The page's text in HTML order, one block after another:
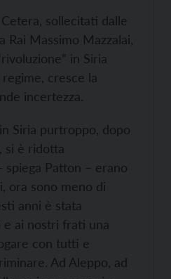
sollecitati dalle
Rai Massimo Mazzalai,
in Siria
cresce la
incertezza.
Siria purtroppo, dopo
si è ridotta
Patton – erano
ora sono meno di
anni è stata
ai nostri frati una
con tutti e
Ad Aleppo, ad